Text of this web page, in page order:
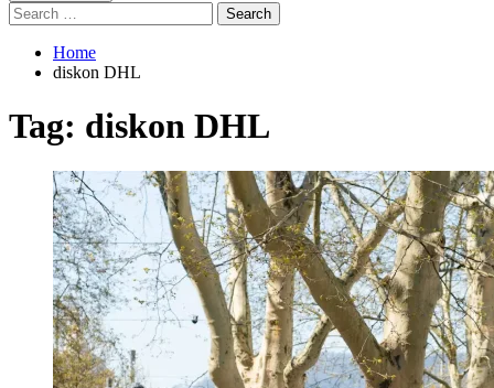
Search
for:
Home
diskon DHL
Tag: diskon DHL